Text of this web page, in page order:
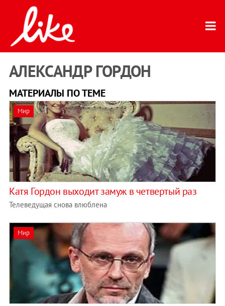
АЛЕКСАНДР ГОРДОН
МАТЕРИАЛЫ ПО ТЕМЕ
Мир
Катя Гордон выходит замуж в четвертый раз
Телеведущая снова влюблена
Мир